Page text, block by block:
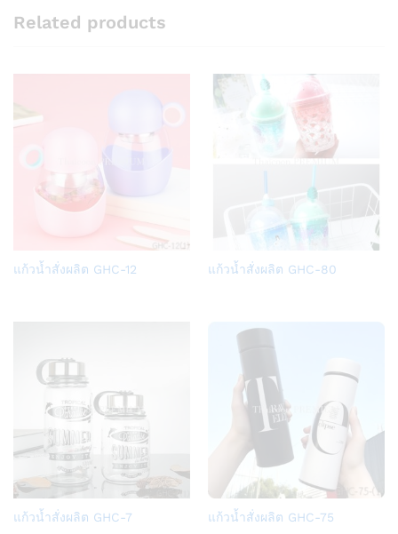
Related products
Add
แก้วน้ำสั่งผลิต GHC-12
Add
แก้วน้ำสั่งผลิต GHC-80
Add
แก้วน้ำสั่งผลิต GHC-7
Add
แก้วน้ำสั่งผลิต GHC-75